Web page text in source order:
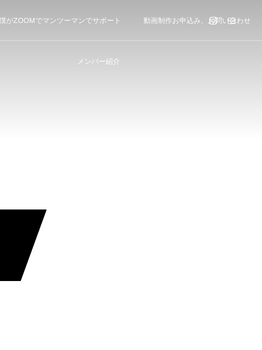
がZOOMでマンツーマンでサポート 動画制作お申込み、お問い合わせ
メンバー紹介